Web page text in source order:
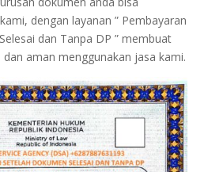
dengan layanan ” Pembayaran
dan Tanpa DP ” membuat
aman menggunakan jasa kami.